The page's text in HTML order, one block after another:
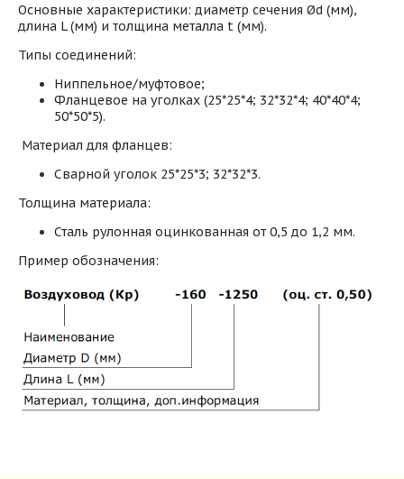
Основные характеристики: диаметр сечения Ød (мм),
длина L (мм) и толщина металла t (мм).
Типы соединений:
Ниппельное/муфтовое;
Фланцевое на уголках (25*25*4; 32*32*4; 40*40*4;
50*50*5).
Материал для фланцев:
Сварной уголок 25*25*3; 32*32*3.
Толщина материала:
Сталь рулонная оцинкованная от 0,5 до 1,2 мм.
Пример обозначения:
оцинкованной стали.pdf